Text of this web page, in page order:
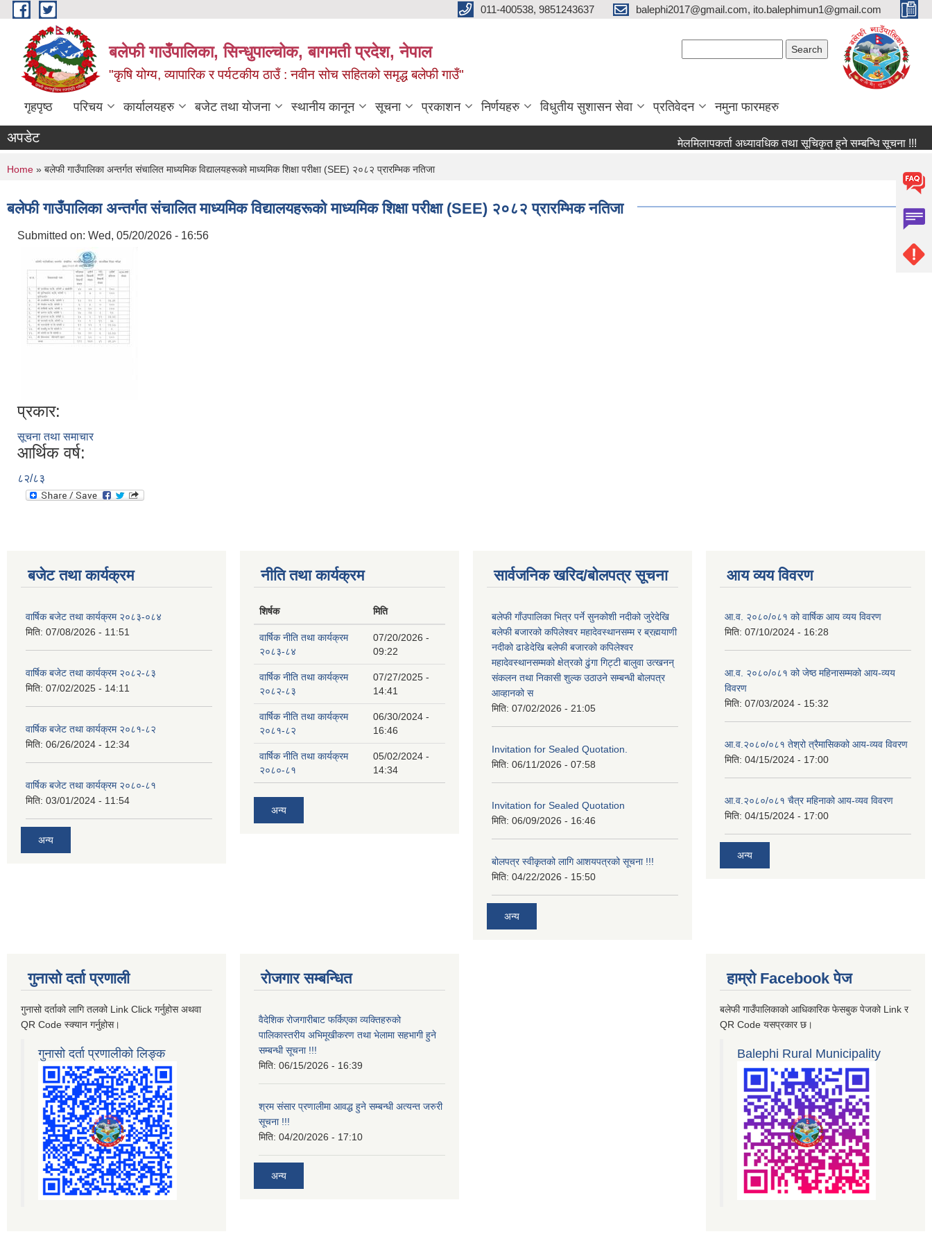
Skip to main content 011-400538, 9851243637 balephi2017@gmail.com, ito.balephimun1@gmail.com
बलेफी गाउँपालिका, सिन्धुपाल्चोक, बागमती प्रदेश, नेपाल
"कृषि योग्य, व्यापारिक र पर्यटकीय ठाउँ : नवीन सोच सहितको समृद्ध बलेफी गाउँ"
गृहपृष्ठ परिचय कार्यालयहरु बजेट तथा योजना स्थानीय कानून सूचना प्रकाशन निर्णयहरु विधुतीय सुशासन सेवा प्रतिवेदन नमुना फारमहरु
अपडेट मेलमिलापकर्ता अध्यावधिक तथा सूचिकृत हुने सम्बन्धि सूचना !!!
You are here
Home » बलेफी गाउँपालिका अन्तर्गत संचालित माध्यमिक विद्यालयहरूको माध्यमिक शिक्षा परीक्षा (SEE) २०८२ प्रारम्भिक नतिजा
बलेफी गाउँपालिका अन्तर्गत संचालित माध्यमिक विद्यालयहरूको माध्यमिक शिक्षा परीक्षा (SEE) २०८२ प्रारम्भिक नतिजा
Submitted on: Wed, 05/20/2026 - 16:56
प्रकार:
सूचना तथा समाचार
आर्थिक वर्ष:
८२/८३
बजेट तथा कार्यक्रम
वार्षिक बजेट तथा कार्यक्रम २०८३-०८४
मिति: 07/08/2026 - 11:51
वार्षिक बजेट तथा कार्यक्रम २०८२-८३
मिति: 07/02/2025 - 14:11
वार्षिक बजेट तथा कार्यक्रम २०८१-८२
मिति: 06/26/2024 - 12:34
वार्षिक बजेट तथा कार्यक्रम २०८०-८१
मिति: 03/01/2024 - 11:54
अन्य
नीति तथा कार्यक्रम
शिर्षक मिति
वार्षिक नीति तथा कार्यक्रम
२०८३-८४
07/20/2026 -
09:22
वार्षिक नीति तथा कार्यक्रम
२०८२-८३
07/27/2025 -
14:41
वार्षिक नीति तथा कार्यक्रम
२०८१-८२
06/30/2024 -
16:46
वार्षिक नीति तथा कार्यक्रम
२०८०-८१
05/02/2024 -
14:34
अन्य
सार्वजनिक खरिद/बोलपत्र सूचना
बलेफी गाँउपालिका भित्र पर्ने सुनकोशी नदीको जुरेदेखि
बलेफी बजारको कपिलेश्वर महादेवस्थानसम्म र ब्रह्मयाणी
नदीको ढाडेदेखि बलेफी बजारको कपिलेश्वर
महादेवस्थानसम्मको क्षेत्रको ढुंगा गिट्टी बालुवा उत्खनन्
संकलन तथा निकासी शुल्क उठाउने सम्बन्धी बोलपत्र
आव्हानको स
मिति: 07/02/2026 - 21:05
Invitation for Sealed Quotation.
मिति: 06/11/2026 - 07:58
Invitation for Sealed Quotation
मिति: 06/09/2026 - 16:46
बोलपत्र स्वीकृतको लागि आशयपत्रको सूचना !!!
मिति: 04/22/2026 - 15:50
अन्य
आय व्यय विवरण
आ.व. २०८०/०८१ को वार्षिक आय व्यय विवरण
मिति: 07/10/2024 - 16:28
आ.व. २०८०/०८१ को जेष्ठ महिनासम्मको आय-व्यय
विवरण
मिति: 07/03/2024 - 15:32
आ.व.२०८०/०८१ तेश्रो त्रैमासिकको आय-व्यव विवरण
मिति: 04/15/2024 - 17:00
आ.व.२०८०/०८१ चैत्र महिनाको आय-व्यव विवरण
मिति: 04/15/2024 - 17:00
अन्य
गुनासो दर्ता प्रणाली
गुनासो दर्ताको लागि तलको Link Click गर्नुहोस अथवा
QR Code स्क्यान गर्नुहोस।
गुनासो दर्ता प्रणालीको लिङ्क
रोजगार सम्बन्धित
वैदेशिक रोजगारीबाट फर्किएका व्यक्तिहरुको
पालिकास्तरीय अभिमूखीकरण तथा भेलामा सहभागी हुने
सम्बन्धी सूचना !!!
मिति: 06/15/2026 - 16:39
श्रम संसार प्रणालीमा आवद्ध हुने सम्बन्धी अत्यन्त जरुरी
सूचना !!!
मिति: 04/20/2026 - 17:10
अन्य
हाम्रो Facebook पेज
बलेफी गाउँपालिकाको आधिकारिक फेसबुक पेजको Link र
QR Code यसप्रकार छ।
Balephi Rural Municipality